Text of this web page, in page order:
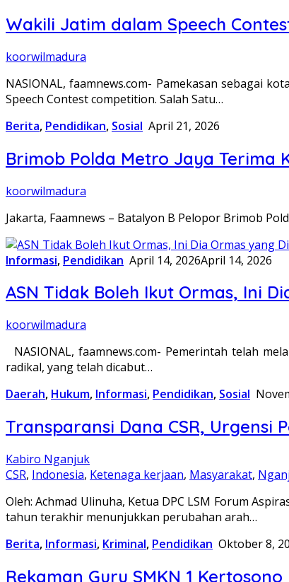
Wakili Jatim dalam Speech
koorwilmadura
NASIONAL, faamnews.com- Pamekasan sebagai
Speech Contest competition. Salah Satu…
Berita, Pendidikan, Sosial April 21, 2026
Brimob Polda Metro Jaya Terima
koorwilmadura
Jakarta, Faamnews – Batalyon B Pelopor Brimob
Informasi, Pendidikan April 14, 2026April 14, 2026
ASN Tidak Boleh Ikut Ormas, Ini
koorwilmadura
NASIONAL, faamnews.com- Pemerintah telah
radikal, yang telah dicabut…
Daerah, Hukum, Informasi, Pendidikan, Sosial
Transparansi Dana CSR, Urgensi
Kabiro Nganjuk
CSR, Indonesia, Ketenaga kerjaan, Masyarakat,
Oleh: Achmad Ulinuha, Ketua DPC LSM Forum
tahun terakhir menunjukkan perubahan arah…
Berita, Informasi, Kriminal, Pendidikan Oktober 8,
Rekaman Guru SMKN 1